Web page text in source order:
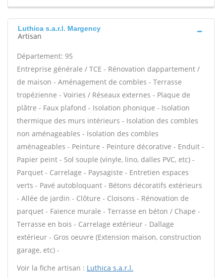
Luthica s.a.r.l. Margency
Artisan
Département: 95
Entreprise générale / TCE - Rénovation dappartement /
de maison - Aménagement de combles - Terrasse
tropézienne - Voiries / Réseaux externes - Plaque de
plâtre - Faux plafond - Isolation phonique - Isolation
thermique des murs intérieurs - Isolation des combles
non aménageables - Isolation des combles
aménageables - Peinture - Peinture décorative - Enduit -
Papier peint - Sol souple (vinyle, lino, dalles PVC, etc) -
Parquet - Carrelage - Paysagiste - Entretien espaces
verts - Pavé autobloquant - Bétons décoratifs extérieurs
- Allée de jardin - Clôture - Cloisons - Rénovation de
parquet - Faïence murale - Terrasse en béton / Chape -
Terrasse en bois - Carrelage extérieur - Dallage
extérieur - Gros oeuvre (Extension maison, construction
garage, etc) -
Voir la fiche artisan : Luthica s.a.r.l.